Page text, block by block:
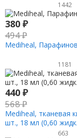
1442
380 ₽
494₽
Mediheal,
1181
440 ₽
568₽
Mediheal, тканевая
шт., 18 мл (0,60
663